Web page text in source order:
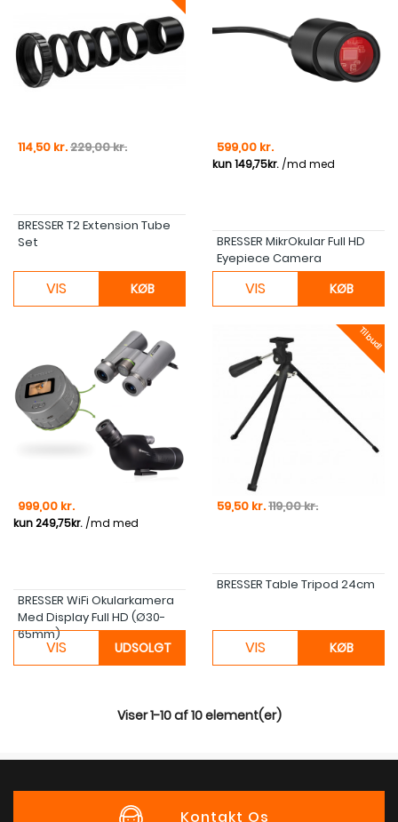
Pris
114,50 kr.Normal pris
229,00 kr.
BRESSER T2 Extension Tube
Set
VIS KØB
Pris
599,00 kr.
BRESSER MikrOkular Full HD
Eyepiece Camera
VIS KØB
Pris
999,00 kr.
BRESSER WiFi Okularkamera
Med Display Full HD (Ø30-
65mm)
VIS UDSOLGT
Tilbud!
Pris
59,50 kr.Normal pris
119,00 kr.
BRESSER Table Tripod 24cm
VIS KØB
Viser 1-10 af 10 element(er)
Kontakt Os